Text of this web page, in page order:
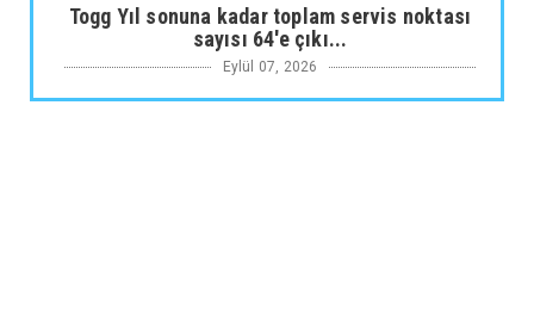
Togg Yıl sonuna kadar toplam servis noktası
sayısı 64'e çıkı...
Eylül 07, 2026
ARABA KAMPANYALARI